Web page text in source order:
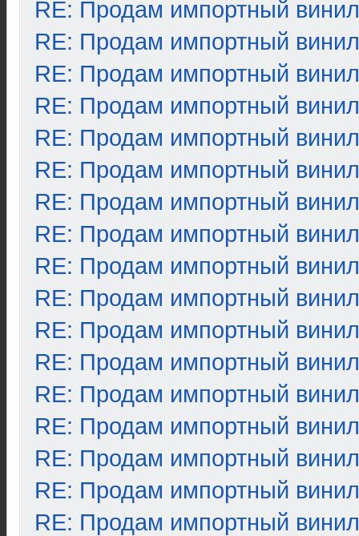
RE: Продам импортный винил
RE: Продам импортный винил
RE: Продам импортный винил
RE: Продам импортный винил
RE: Продам импортный винил
RE: Продам импортный винил
RE: Продам импортный винил
RE: Продам импортный винил
RE: Продам импортный винил
RE: Продам импортный винил
RE: Продам импортный винил
RE: Продам импортный винил
RE: Продам импортный винил
RE: Продам импортный винил
RE: Продам импортный винил
RE: Продам импортный винил
RE: Продам импортный винил